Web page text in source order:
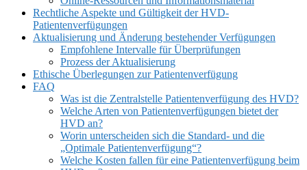
Rechtliche Aspekte und Gültigkeit der HVD-
Patientenverfügungen
Aktualisierung und Änderung bestehender Verfügungen
Empfohlene Intervalle für Überprüfungen
Prozess der Aktualisierung
Ethische Überlegungen zur Patientenverfügung
FAQ
Was ist die Zentralstelle Patientenverfügung des HVD?
Welche Arten von Patientenverfügungen bietet der
HVD an?
Worin unterscheiden sich die Standard- und die
„Optimale Patientenverfügung“?
Welche Kosten fallen für eine Patientenverfügung beim